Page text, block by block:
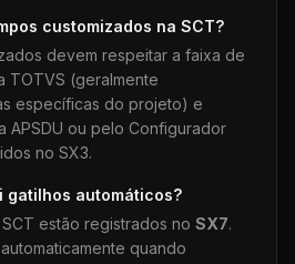
customizados na SCT?
devem respeitar a faixa de
TOTVS (geralmente
específicas do projeto) e
APSDU ou pelo Configurador
no SX3.
gatilhos automáticos?
SCT estão registrados no SX7.
quando